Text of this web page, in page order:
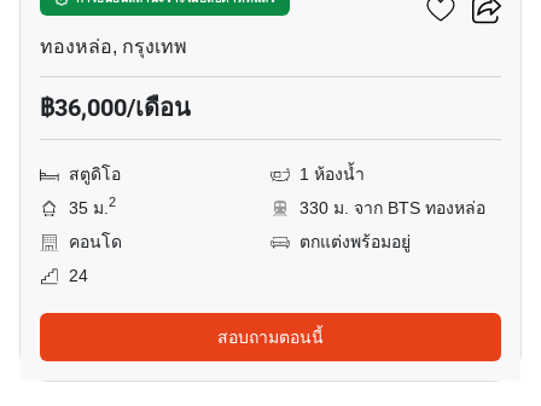
ทองหล่อ, กรุงเทพ
฿36,000/เดือน
สตูดิโอ
1 ห้องน้ำ
35 ม.2
330 ม. จาก BTS ทองหล่อ
คอนโด
ตกแต่งพร้อมอยู่
24
สอบถามตอนนี้